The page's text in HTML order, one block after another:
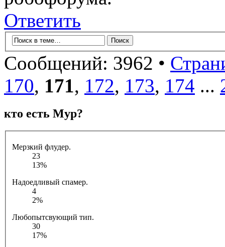
Ответить
Сообщений: 3962 •
170, 171, 172, 173, 174 ...
кто есть Мур?
Мерзкий флудер.
23
13%
Надоедливый спамер.
4
2%
Любопытсвующий тип.
30
17%